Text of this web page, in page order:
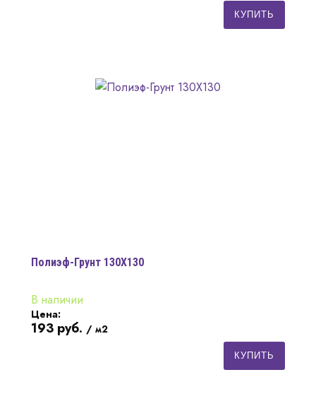
КУПИТЬ
Полиэф-Грунт 130Х130
В наличии
Цена:
193 руб. / м2
КУПИТЬ